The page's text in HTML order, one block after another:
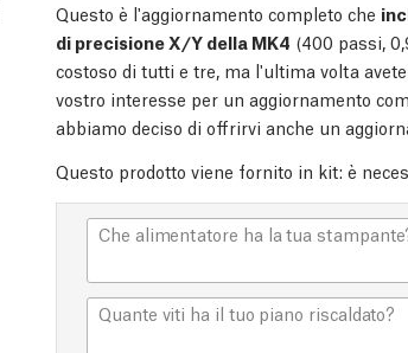
Questo è l'aggiornamento completo che
di precisione X/Y della MK4 (400 passi,
costoso di tutti e tre, ma l'ultima volta
vostro interesse per un aggiornamento
abbiamo deciso di offrirvi anche un
Questo prodotto viene fornito in kit: è
Che alimentatore ha la tua
Quante viti ha il tuo piano riscaldato?